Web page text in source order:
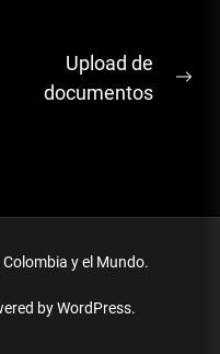
Upload de
documentos
y el Mundo.
byWordPress.